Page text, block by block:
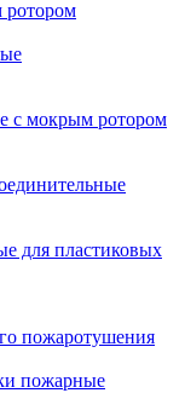
ротором
с мокрым ротором
для пластиковых
пожаротушения
пожарные